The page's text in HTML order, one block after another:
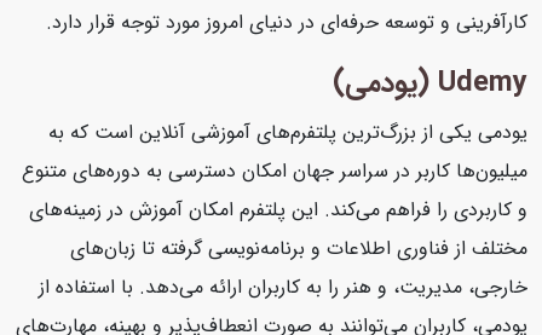
کارآفرینی و توسعه حرفه‌ای در دنیای امروز مورد توجه قرار دارد.
Udemy (یودمی)
یودمی یکی از بزرگ‌ترین پلتفرم‌های آموزشی آنلاین است که به
میلیون‌ها کاربر در سراسر جهان امکان دسترسی به دوره‌های متنوع
و کاربردی را فراهم می‌کند. این پلتفرم امکان آموزش در زمینه‌های
مختلف از فناوری اطلاعات و برنامه‌نویسی گرفته تا زبان‌های
خارجی، مدیریت، و هنر را به کاربران ارائه می‌دهد. با استفاده از
یودمی، کاربران می‌توانند به صورت انعطاف‌پذیر و بهینه، مهارت‌های